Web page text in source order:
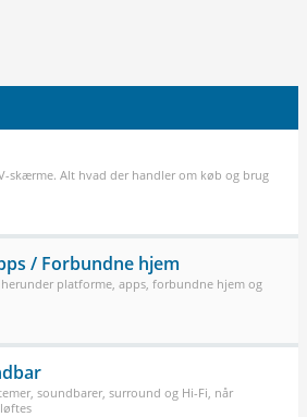
skærme. Alt hvad der handler om køb og brug
/ Forbundne hjem
herunder platforme, apps, forbundne hjem og
soundbarer, surround og Hi-Fi, når